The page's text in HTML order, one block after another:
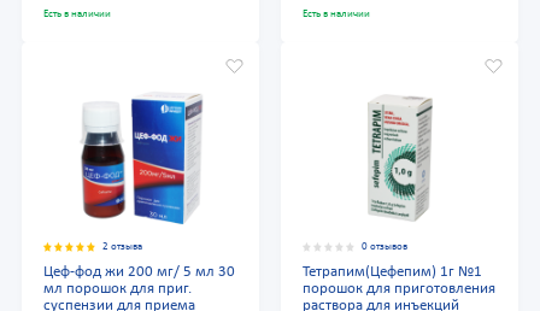
Есть в наличии Есть в наличии
2 отзыва
Цеф-фод жи 200 мг/ 5 мл 30
мл порошок для приг.
суспензии для приема
0 отзывов
Тетрапим(Цефепим) 1г №1
порошок для приготовления
раствора для инъекций